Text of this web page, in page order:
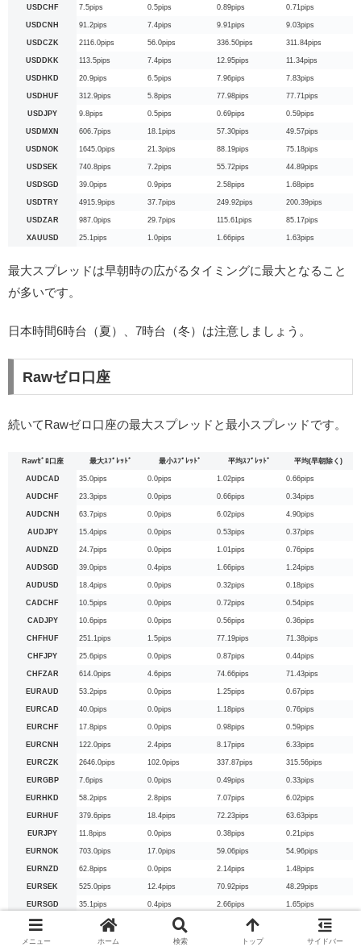
USDCHF 7.5pips 0.5pips 0.89pips 0.71pips
USDCNH 91.2pips 7.4pips 9.91pips 9.03pips
USDCZK 2116.0pips 56.0pips 336.50pips 311.84pips
USDDKK 113.5pips 7.4pips 12.95pips 11.34pips
USDHKD 20.9pips 6.5pips 7.96pips 7.83pips
USDHUF 312.9pips 5.8pips 77.98pips 77.71pips
USDJPY 9.8pips 0.5pips 0.69pips 0.59pips
USDMXN 606.7pips 18.1pips 57.30pips 49.57pips
USDNOK 1645.0pips 21.3pips 88.19pips 75.18pips
USDSEK 740.8pips 7.2pips 55.72pips 44.89pips
USDSGD 39.0pips 0.9pips 2.58pips 1.68pips
USDTRY 4915.9pips 37.7pips 249.92pips 200.39pips
USDZAR 987.0pips 29.7pips 115.61pips 85.17pips
XAUUSD 25.1pips 1.0pips 1.66pips 1.63pips
最大スプレッドは早朝時の広がるタイミングに最大となること
が多いです。
日本時間6時台（夏）、7時台（冬）は注意しましょう。
Rawゼロ口座
続いてRawゼロ口座の最大スプレッドと最小スプレッドです。
Rawｾﾞﾛ口座 最大ｽﾌﾟﾚｯﾄﾞ 最小ｽﾌﾟﾚｯﾄﾞ 平均ｽﾌﾟﾚｯﾄﾞ 平均(早朝除く)
AUDCAD 35.0pips 0.0pips 1.02pips 0.66pips
AUDCHF 23.3pips 0.0pips 0.66pips 0.34pips
AUDCNH 63.7pips 0.0pips 6.02pips 4.90pips
AUDJPY 15.4pips 0.0pips 0.53pips 0.37pips
AUDNZD 24.7pips 0.0pips 1.01pips 0.76pips
AUDSGD 39.0pips 0.4pips 1.66pips 1.24pips
AUDUSD 18.4pips 0.0pips 0.32pips 0.18pips
CADCHF 10.5pips 0.0pips 0.72pips 0.54pips
CADJPY 10.6pips 0.0pips 0.56pips 0.36pips
CHFHUF 251.1pips 1.5pips 77.19pips 71.38pips
CHFJPY 25.6pips 0.0pips 0.87pips 0.44pips
CHFZAR 614.0pips 4.6pips 74.66pips 71.43pips
EURAUD 53.2pips 0.0pips 1.25pips 0.67pips
EURCAD 40.0pips 0.0pips 1.18pips 0.76pips
EURCHF 17.8pips 0.0pips 0.98pips 0.59pips
EURCNH 122.0pips 2.4pips 8.17pips 6.33pips
EURCZK 2646.0pips 102.0pips 337.87pips 315.56pips
EURGBP 7.6pips 0.0pips 0.49pips 0.33pips
EURHKD 58.2pips 2.8pips 7.07pips 6.02pips
EURHUF 379.6pips 18.4pips 72.23pips 63.63pips
EURJPY 11.8pips 0.0pips 0.38pips 0.21pips
EURNOK 703.0pips 17.0pips 59.06pips 54.96pips
EURNZD 62.8pips 0.0pips 2.14pips 1.48pips
EURSEK 525.0pips 12.4pips 70.92pips 48.29pips
EURSGD 35.1pips 0.4pips 2.66pips 1.65pips
EURTRY 2098.5pips 83.4pips 534.12pips 526.96pips
EURUSD 7.9pips 0.18pips 0.07pips
メニュー ホーム 検索 トップ サイドバー